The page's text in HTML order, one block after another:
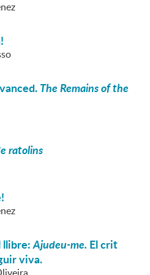
The Remains of the
ratolins
llibre:Ajudeu-me. El crit
viva.